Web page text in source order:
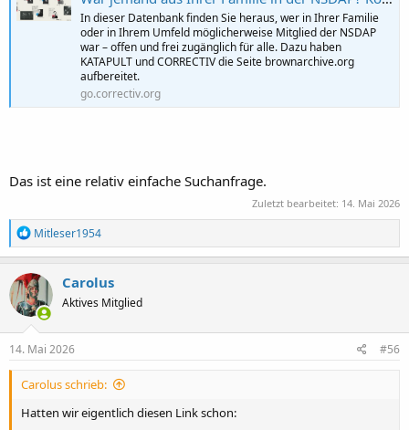
In dieser Datenbank finden Sie heraus, wer in Ihrer Familie
oder in Ihrem Umfeld möglicherweise Mitglied der NSDAP
war – offen und frei zugänglich für alle. Dazu haben
KATAPULT und CORRECTIV die Seite brownarchive.org
aufbereitet.
go.correctiv.org
Das ist eine relativ einfache Suchanfrage.
Zuletzt bearbeitet: 14. Mai 2026
R
e
a
k
t
i
o
n
e
Mitleser1954
Carolus
Aktives Mitglied
14. Mai 2026 #56
Carolus schrieb:
Hatten wir eigentlich diesen Link schon: